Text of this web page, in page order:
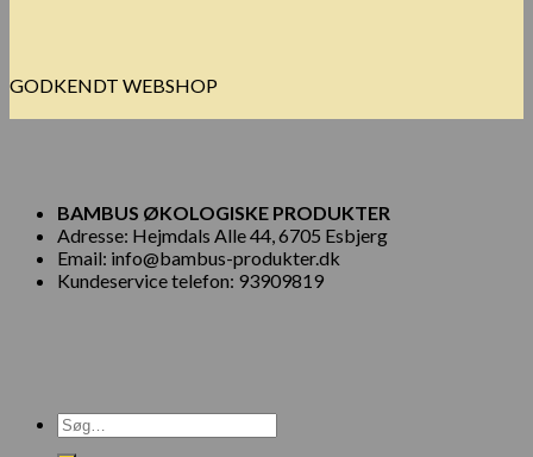
GODKENDT WEBSHOP
BAMBUS ØKOLOGISKE PRODUKTER
Adresse: Hejmdals Alle 44, 6705 Esbjerg
Email: info@bambus-produkter.dk
Kundeservice telefon: 93909819
Søg
efter: